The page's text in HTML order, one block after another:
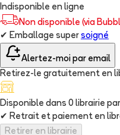
Indisponible en ligne
Non disponible (via
✔ Emballage super soigné
Alertez-moi par email
Retirez-le gratuitement en
Disponible dans 0 librairie
✔ Retrait et paiement en
Retirer en librairie